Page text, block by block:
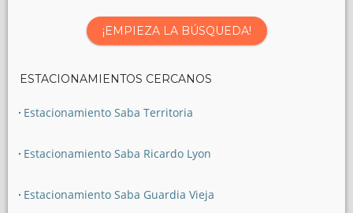
¡EMPIEZA LA BÚSQUEDA!
ESTACIONAMIENTOS CERCANOS
Estacionamiento Saba Territoria
Estacionamiento Saba Ricardo Lyon
Estacionamiento Saba Guardia Vieja